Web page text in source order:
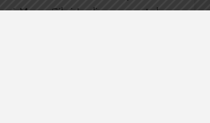
Maya Silvi Lydia mengatakan